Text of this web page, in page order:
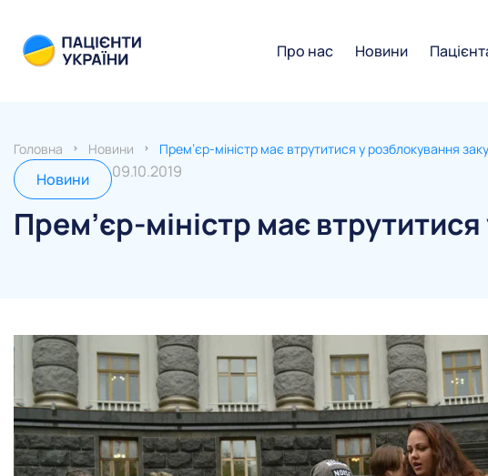
Про нас Новини
Головна Новини Прем’єр-міністр має втрутитися у розблокування
Новини 09.10.2019
Прем’єр-міністр має